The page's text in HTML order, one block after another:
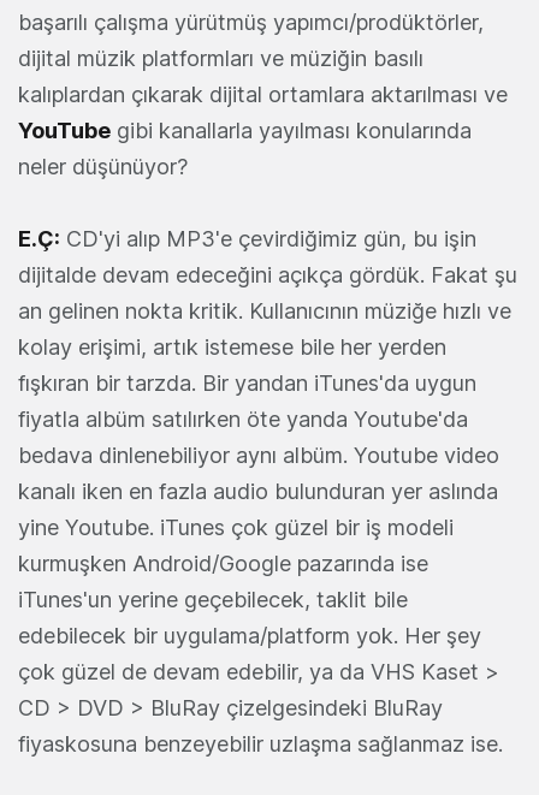
başarılı çalışma yürütmüş yapımcı/prodüktörler,
dijital müzik platformları ve müziğin basılı
kalıplardan çıkarak dijital ortamlara aktarılması ve
YouTube gibi kanallarla yayılması konularında
neler düşünüyor?
E.Ç: CD'yi alıp MP3'e çevirdiğimiz gün, bu işin
dijitalde devam edeceğini açıkça gördük. Fakat şu
an gelinen nokta kritik. Kullanıcının müziğe hızlı ve
kolay erişimi, artık istemese bile her yerden
fışkıran bir tarzda. Bir yandan iTunes'da uygun
fiyatla albüm satılırken öte yanda Youtube'da
bedava dinlenebiliyor aynı albüm. Youtube video
kanalı iken en fazla audio bulunduran yer aslında
yine Youtube. iTunes çok güzel bir iş modeli
kurmuşken Android/Google pazarında ise
iTunes'un yerine geçebilecek, taklit bile
edebilecek bir uygulama/platform yok. Her şey
çok güzel de devam edebilir, ya da VHS Kaset >
CD > DVD > BluRay çizelgesindeki BluRay
fiyaskosuna benzeyebilir uzlaşma sağlanmaz ise.